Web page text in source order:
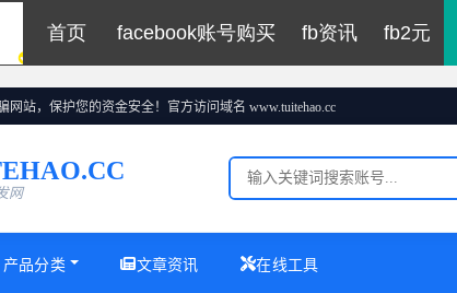
首页 facebook账号购买 fb资讯 fb2元